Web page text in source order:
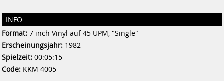
INFO
Format: 7 inch Vinyl auf 45 UPM, "Single"
Erscheinungsjahr: 1982
Spielzeit: 00:05:15
Code: KKM 4005